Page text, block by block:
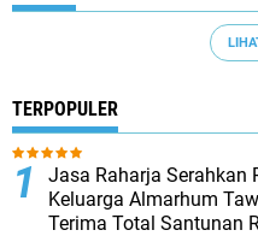
TERPOPULER
Jasa Raharja Serahkan
Keluarga Almarhum
Terima Total Santunan